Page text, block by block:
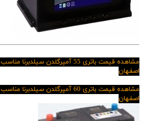
مشاهده قیمت باتری 55 آمپرگلدن سیلدبرنا مناسب
اصفهان
مشاهده قیمت باتری 60 آمپرگلدن سیلدبرنا مناسب
اصفهان